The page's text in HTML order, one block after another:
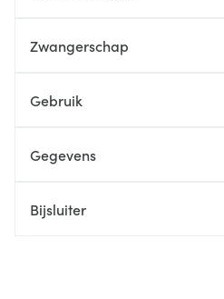
Zwangerschap
Gebruik
Gegevens
Bijsluiter